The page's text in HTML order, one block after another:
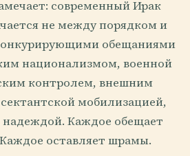
современный Ирак
не между порядком и
обещаниями
национализмом, военной
контролем, внешним
мобилизацией,
Каждое обещает
оставляет шрамы.